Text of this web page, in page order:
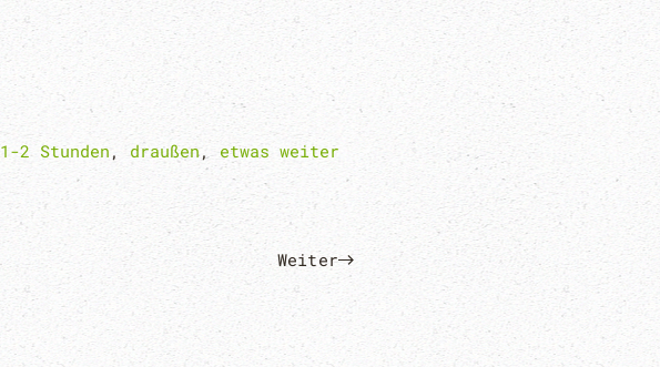
1-2 Stunden , draußen, etwas weiter
Weiter